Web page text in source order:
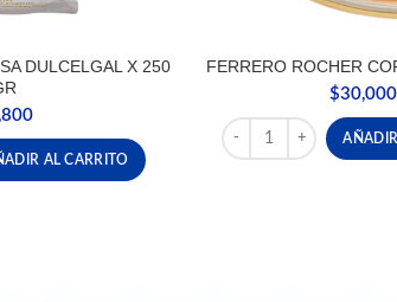
DULCELGAL X 250
DULCELGAL X 250 GR cantidad
AL CARRITO
FERRERO ROCHER
$30,000
FERRERO ROCHER